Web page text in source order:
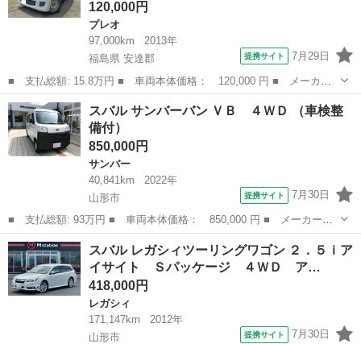
120,000円
プレオ
97,000km
2013年
福島県 安達郡
提携サイト 7月29日
■ 支払総額: 15.8万円 ■ 車両本体価格： 120,000 円 ■ メーカー
名： スバル ■ 車種名： プレオ ■ グレード名： Ａ 車検令和
１０年８月（車検２年）後期モデル ＣＶＴ ２ＷＤ ＦＦ 社外オ
ーディオ ダ...
福島 安達郡 プレオ
スバル サンバーバン ＶＢ ４ＷＤ （車検整
備付）
850,000円
サンバー
40,841km
2022年
山形市
提携サイト 7月30日
■ 支払総額: 93万円 ■ 車両本体価格： 850,000 円 ■ メーカー
名： スバル ■ 車種名： サンバーバン ■ グレード名： ＶＢ
４ＷＤ ■ 排気量： 660cc ■ ドア枚数： 5D ■ ミッション：
AT...
山形 山形市
スバル レガシィツーリングワゴン ２．５ｉア
イサイト Ｓパッケージ ４ＷＤ ア…
418,000円
レガシィ
171,147km
2012年
山形市
提携サイト 7月30日